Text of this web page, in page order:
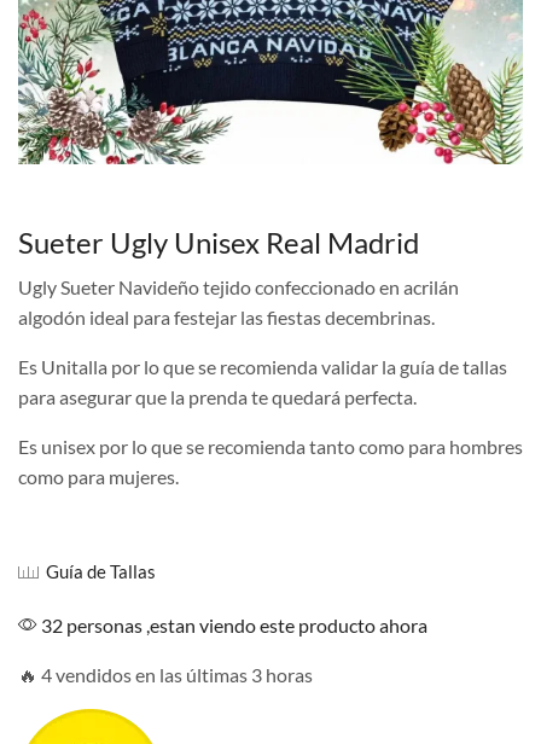
Sueter Ugly Unisex Real Madrid
Ugly Sueter Navideño tejido confeccionado en acrilán
algodón ideal para festejar las fiestas decembrinas.
Es Unitalla por lo que se recomienda validar la guía de tallas
para asegurar que la prenda te quedará perfecta.
Es unisex por lo que se recomienda tanto como para hombres
como para mujeres.
Guía de Tallas
32 personas ,estan viendo este producto ahora
🔥 4 vendidos en las últimas 3 horas